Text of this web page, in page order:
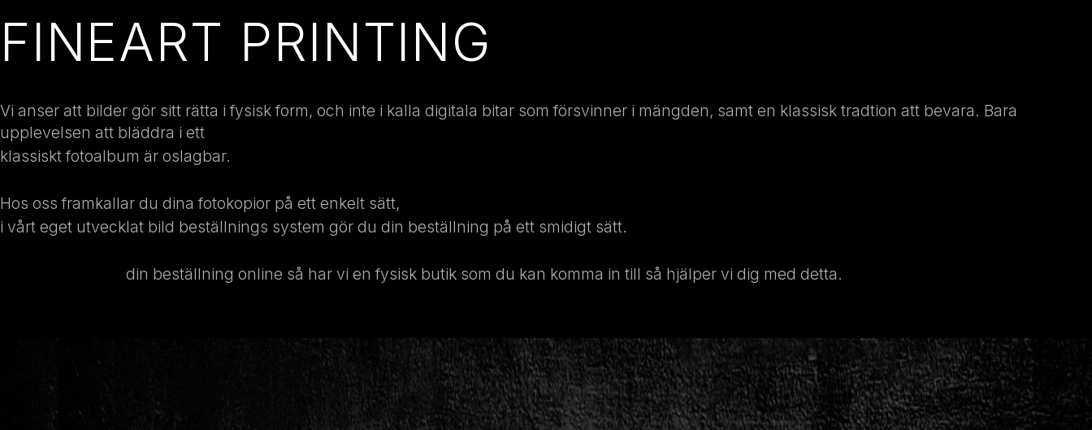
FINEART PRINTING
Vi anser att bilder gör sitt rätta i fysisk form, och inte i kalla digitala bitar som försvinner i mängden, samt en klassisk tradtion att bevara. Bara
upplevelsen att bläddra i ett
klassiskt fotoalbum är oslagbar.
Hos oss framkallar du dina fotokopior på ett enkelt sätt,
i vårt eget utvecklat bild beställnings system gör du din beställning på ett smidigt sätt.
Vill du inte lägga din beställning online så har vi en fysisk butik som du kan komma in till så hjälper vi dig med detta.